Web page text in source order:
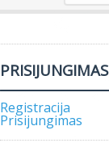
PRISIJUNGIMAS
Registracija
Prisijungimas